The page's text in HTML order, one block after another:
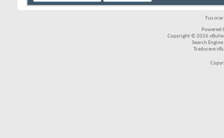
Fus
Powered
Copyright © 2026
Search
Traducere